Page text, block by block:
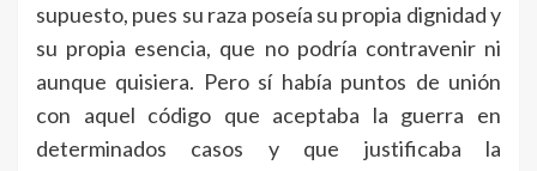
supuesto, pues su raza poseía su propia dignidad y
su propia esencia, que no podría contravenir ni
aunque quisiera. Pero sí había puntos de unión
con aquel código que aceptaba la guerra en
determinados casos y que justificaba la